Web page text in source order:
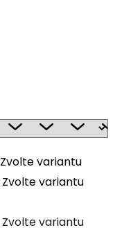
Zvolte variantu
Zvolte variantu
Zvolte variantu